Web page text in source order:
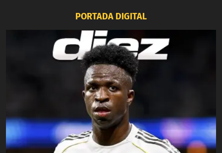
PORTADA DIGITAL